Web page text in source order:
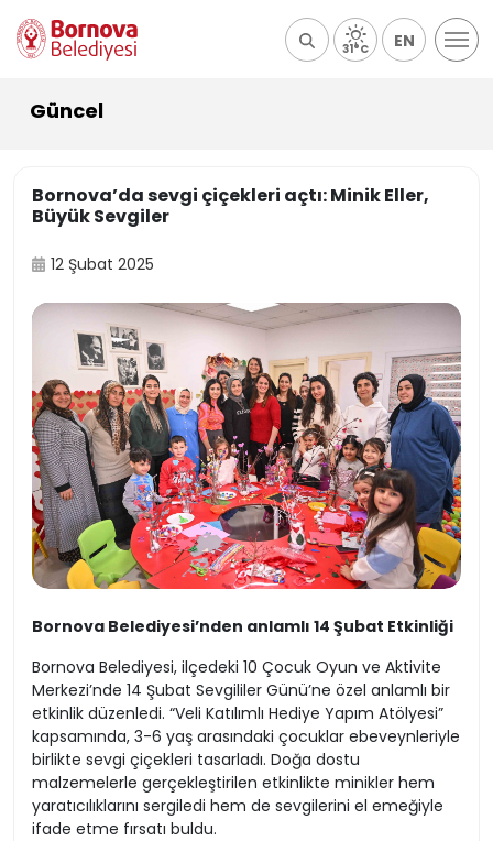
31°C EN
Güncel
Bornova’da sevgi çiçekleri açtı: Minik Eller,
Büyük Sevgiler
12 Şubat 2025
Bornova Belediyesi’nden anlamlı 14 Şubat Etkinliği
Bornova Belediyesi, ilçedeki 10 Çocuk Oyun ve Aktivite
Merkezi’nde 14 Şubat Sevgililer Günü’ne özel anlamlı bir
etkinlik düzenledi. “Veli Katılımlı Hediye Yapım Atölyesi”
kapsamında, 3-6 yaş arasındaki çocuklar ebeveynleriyle
birlikte sevgi çiçekleri tasarladı. Doğa dostu
malzemelerle gerçekleştirilen etkinlikte minikler hem
yaratıcılıklarını sergiledi hem de sevgilerini el emeğiyle
ifade etme fırsatı buldu.